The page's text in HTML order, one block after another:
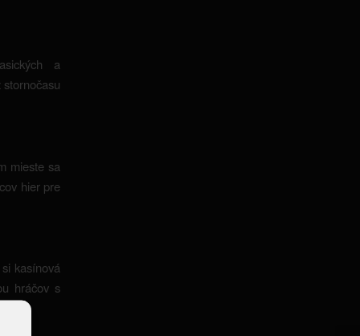
a
mieste sa
hier pre
kasínová
hráčov s